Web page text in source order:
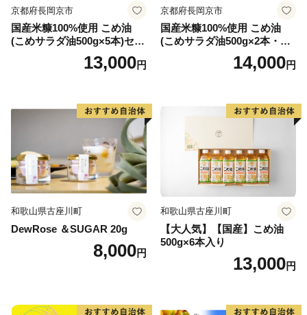
京都府長岡京市
国産米糠100%使用 こめ油
(こめサラダ油500g×5本)セッ
13,000円
京都府長岡京市
国産米糠100%使用 こめ油
(こめサラダ油500g×2本・こ
め胚芽油500g×3本)セット [1
14,000円
和歌山県古座川町
DewRose ＆SUGAR 20g
8,000円
和歌山県古座川町
【大人気】【国産】こめ油
500g×6本入り
13,000円